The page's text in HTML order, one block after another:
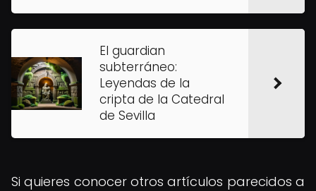
El guardian
subterráneo:
Leyendas de la
cripta de la Catedral
de Sevilla
Si quieres conocer otros artículos parecidos a